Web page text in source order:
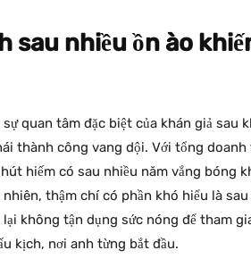
sau nhiều ồn ào
quan tâm đặc biệt của khán giả sau
thành công vang dội. Với tổng
hiếm có sau nhiều năm vắng bóng
thậm chí có phần khó hiểu là
không tận dụng sức nóng để tham
kịch, nơi anh từng bắt đầu.